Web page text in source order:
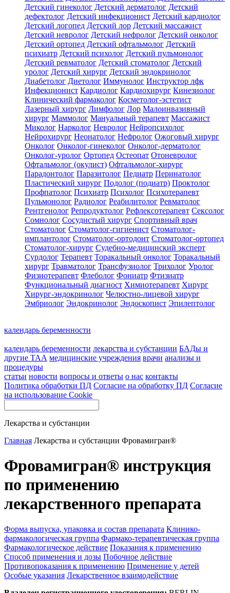
Детский гинеколог Детский дерматолог Детский
дефектолог Детский инфекционист Детский кардиолог
Детский логопед Детский лор Детский массажист
Детский невролог Детский нефролог Детский онколог
Детский ортопед Детский офтальмолог Детский
психиатр Детский психолог Детский пульмонолог
Детский ревматолог Детский стоматолог Детский
уролог Детский хирург Детский эндокринолог
Диабетолог Диетолог Иммунолог Инструктор лфк
Инфекционист Кардиолог Кардиохирург Кинезиолог
Клинический фармаколог Косметолог-эстетист
Лазерный хирург Лимфолог Лор Малоинвазивный
хирург Маммолог Мануальный терапевт Массажист
Миколог Нарколог Невролог Нейропсихолог
Нейрохирург Неонатолог Нефролог Ожоговый хирург
Онколог Онколог-гинеколог Онколог-дерматолог
Онколог-уролог Ортопед Остеопат Отоневролог
Офтальмолог (окулист) Офтальмолог-хирург
Парадонтолог Паразитолог Педиатр Перинатолог
Пластический хирург Подолог (подиатр) Проктолог
Профпатолог Психиатр Психолог Психотерапевт
Пульмонолог Радиолог Реабилитолог Ревматолог
Рентгенолог Репродуктолог Рефлексотерапевт Сексолог
Сомнолог Сосудистый хирург Спортивный врач
Стоматолог Стоматолог-гигиенист Стоматолог-
имплантолог Стоматолог-ортодонт Стоматолог-ортопед
Стоматолог-хирург Судебно-медицинский эксперт
Сурдолог Терапевт Торакальный онколог Торакальный
хирург Травматолог Трансфузиолог Трихолог Уролог
Физиотерапевт Флеболог Фониатр Фтизиатр
Функциональный диагност Химиотерапевт Хирург
Хирург-эндокринолог Челюстно-лицевой хирург
Эмбриолог Эндокринолог Эндоскопист Эпилептолог
календарь беременности
календарь беременности лекарства и субстанции БАДы и
другие ТАА медицинские учреждения врачи анализы и
процедуры
статьи новости вопросы и ответы о нас контакты
Политика обработки ПД Согласие на обработку ПД Согласие
на использование Cookie
Лекарства и субстанции
Главная Лекарства и субстанции Фровамигран®
Фровамигран® инструкция
по применению
лекарственного препарата
Форма выпуска, упаковка и состав препарата Клинико-
фармакологическая группа Фармако-терапевтическая группа
Фармакологическое действие Показания к применению
Способ применения и дозы Побочное действие
Противопоказания к применению Применение у детей
Особые указания Лекарственное взаимодействие